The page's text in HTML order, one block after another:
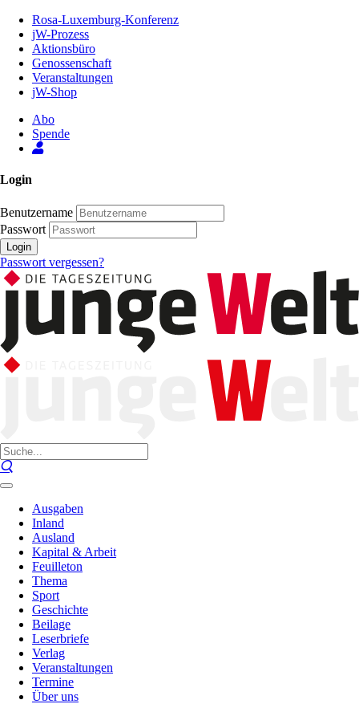
Inhalt
Seite
Rosa-Luxemburg-Konferenz
jW-Prozess
Aktionsbüro
Genossenschaft
Veranstaltungen
jW-Shop
Abo
Spende
Login
Benutzername
Passwort
Login
Passwort vergessen?
Ausgaben
Inland
Ausland
Kapital & Arbeit
Feuilleton
Thema
Sport
Geschichte
Beilage
Leserbriefe
Verlag
Veranstaltungen
Termine
Über uns